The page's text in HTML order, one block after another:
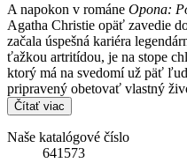
A napokon v románe Opona:
Agatha Christie opäť zavedie
začala úspešná kariéra
ťažkou artritídou, je na stope
ktorý má na svedomí už päť
pripravený obetovať vlastný
Čítať viac
Naše katalógové číslo
641573